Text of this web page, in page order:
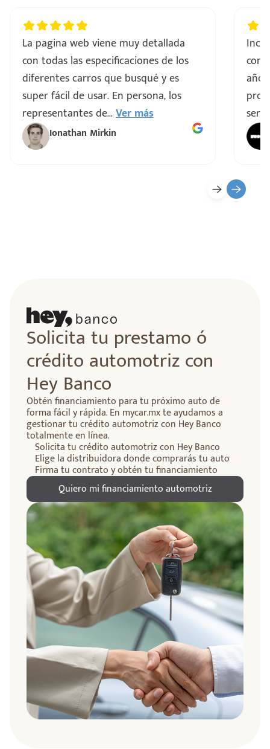
La pagina web viene muy detallada
con todas las especificaciones de los
diferentes carros que busqué y es
super fácil de usar. En persona, los
representantes de...Ver más
Ionathan Mirkin
Solicita tu prestamo ó
crédito automotriz con
Hey Banco
Obtén financiamiento para tu próximo auto de
forma fácil y rápida. En mycar.mx te ayudamos a
gestionar tu crédito automotriz con Hey Banco
totalmente en línea.
Solicita tu crédito automotriz con Hey Banco
Elige la distribuidora donde comprarás tu auto
Firma tu contrato y obtén tu financiamiento
Quiero mi financiamiento automotriz